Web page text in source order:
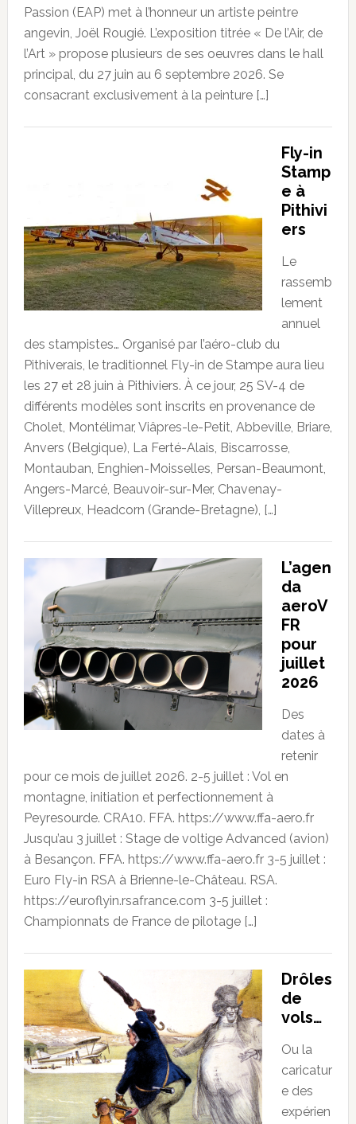
Passion (EAP) met à l’honneur un artiste peintre
angevin, Joël Rougié. L’exposition titrée « De l’Air, de
l’Art » propose plusieurs de ses oeuvres dans le hall
principal, du 27 juin au 6 septembre 2026. Se
consacrant exclusivement à la peinture […]
Fly-in
Stamp
e à
Pithivi
ers
Le
rassemb
lement
annuel
des stampistes… Organisé par l’aéro-club du
Pithiverais, le traditionnel Fly-in de Stampe aura lieu
les 27 et 28 juin à Pithiviers. À ce jour, 25 SV-4 de
différents modèles sont inscrits en provenance de
Cholet, Montélimar, Viâpres-le-Petit, Abbeville, Briare,
Anvers (Belgique), La Ferté-Alais, Biscarrosse,
Montauban, Enghien-Moisselles, Persan-Beaumont,
Angers-Marcé, Beauvoir-sur-Mer, Chavenay-
Villepreux, Headcorn (Grande-Bretagne), […]
L’agen
da
aeroV
FR
pour
juillet
2026
Des
dates à
retenir
pour ce mois de juillet 2026. 2-5 juillet : Vol en
montagne, initiation et perfectionnement à
Peyresourde. CRA10. FFA. https://www.ffa-aero.fr
Jusqu’au 3 juillet : Stage de voltige Advanced (avion)
à Besançon. FFA. https://www.ffa-aero.fr 3-5 juillet :
Euro Fly-in RSA à Brienne-le-Château. RSA.
https://euroflyin.rsafrance.com 3-5 juillet :
Championnats de France de pilotage […]
Drôles
de
vols…
Ou la
caricatur
e des
expérien